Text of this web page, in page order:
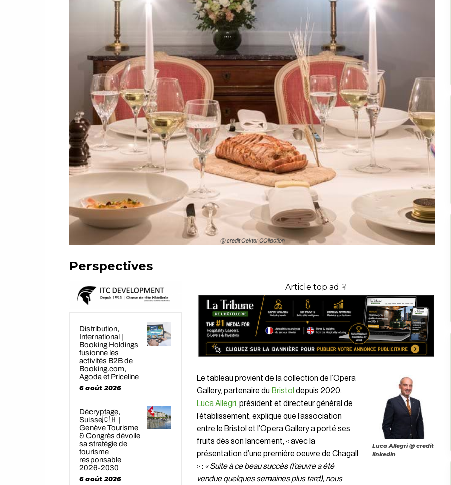
@ credit Oekter COllection
Perspectives
Distribution,
International |
Booking Holdings
fusionne les
activités B2B de
Booking.com,
Agoda et Priceline
6 août 2026
Décryptage,
Suisse🇨🇭 |
Genève Tourisme
& Congrès dévoile
sa stratégie de
tourisme
responsable
2026-2030
6 août 2026
Article top ad ☟
Luca Allegri @ credit
linkedin
Le tableau provient de la collection de l’Opera
Gallery, partenaire du Bristol depuis 2020.
Luca Allegri, président et directeur général de
l’établissement, explique que l’association
entre le Bristol et l’Opera Gallery a porté ses
fruits dès son lancement, « avec la
présentation d’une première oeuvre de Chagall
» : « Suite à ce beau succès (l’œuvre a été
vendue quelques semaines plus tard), nous